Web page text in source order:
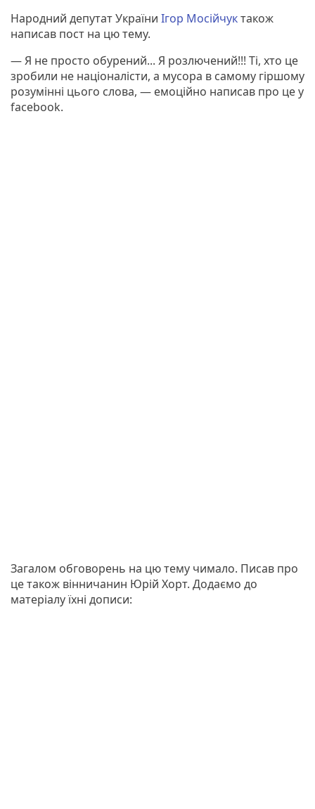
Народний депутат України Ігор Мосійчуктакож
написав пост на цю тему.
— Я не просто обурений... Я розлючений!!! Ті, хто це
зробили не націоналісти, а мусора в самому гіршому
розумінні цього слова, — емоційно написав про це у
facebook.
Загалом обговорень на цю тему чимало. Писав про
це також вінничанин Юрій Хорт. Додаємо до
матеріалу їхні дописи: